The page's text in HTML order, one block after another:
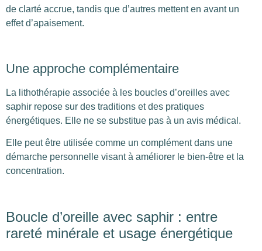
de clarté accrue, tandis que d’autres mettent en avant un
effet d’apaisement.
Une approche complémentaire
La lithothérapie associée à les boucles d’oreilles avec
saphir repose sur des traditions et des pratiques
énergétiques. Elle ne se substitue pas à un avis médical.
Elle peut être utilisée comme un complément dans une
démarche personnelle visant à améliorer le bien-être et la
concentration.
Boucle d’oreille avec saphir : entre
rareté minérale et usage énergétique